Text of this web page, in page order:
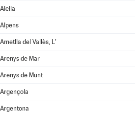
Alella
Alpens
Ametlla del Vallès, L'
Arenys de Mar
Arenys de Munt
Argençola
Argentona